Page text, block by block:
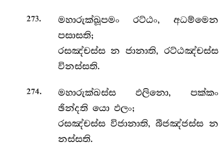
273.
මහාරුක්ඛූපමං රට්ඨං, අධම්මෙන
පසාසති;
රසඤ්චස්ස න ජානාති, රට්ඨඤ්චස්ස
විනස්සති.
274.
මහාරුක්ඛස්ස ඵලිනො, පක්කං
ඡින්දති යො ඵලං;
රසඤ්චස්ස විජානාති, බීජඤ්ජස්ස න
නස්සති.